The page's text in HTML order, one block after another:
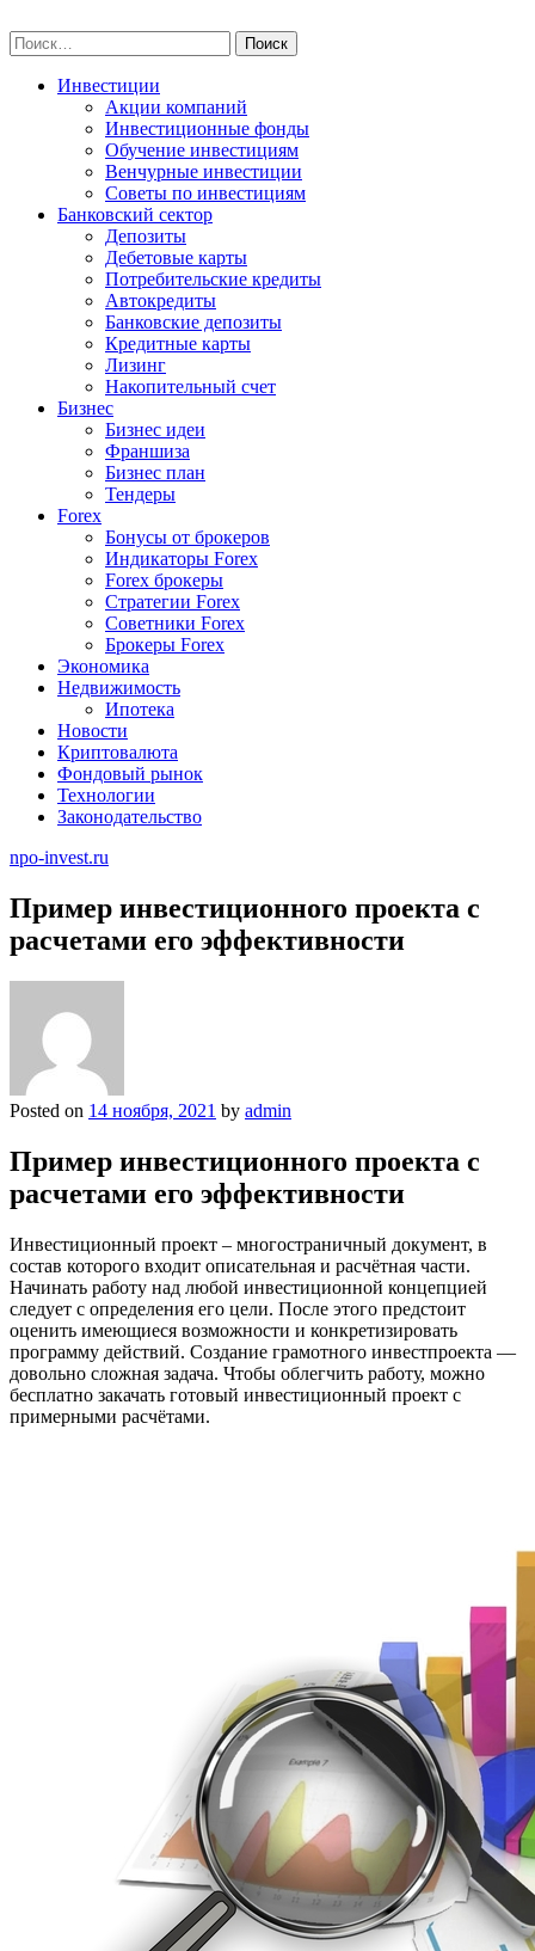
to
content
Найти:
Инвестиции
Акции компаний
Инвестиционные фонды
Обучение инвестициям
Венчурные инвестиции
Советы по инвестициям
Банковский сектор
Депозиты
Дебетовые карты
Потребительские кредиты
Автокредиты
Банковские депозиты
Кредитные карты
Лизинг
Накопительный счет
Бизнес
Бизнес идеи
Франшиза
Бизнес план
Тендеры
Forex
Бонусы от брокеров
Индикаторы Forex
Forex брокеры
Стратегии Forex
Советники Forex
Брокеры Forex
Экономика
Недвижимость
Ипотека
Новости
Криптовалюта
Фондовый рынок
Технологии
Законодательство
npo-invest.ru
Пример инвестиционного проекта с
расчетами его эффективности
Posted on 14 ноября, 2021 by admin
Пример инвестиционного проекта с
расчетами его эффективности
Инвестиционный проект – многостраничный документ, в
состав которого входит описательная и расчётная части.
Начинать работу над любой инвестиционной концепцией
следует с определения его цели. После этого предстоит
оценить имеющиеся возможности и конкретизировать
программу действий. Создание грамотного инвестпроекта —
довольно сложная задача. Чтобы облегчить работу, можно
бесплатно закачать готовый инвестиционный проект с
примерными расчётами.